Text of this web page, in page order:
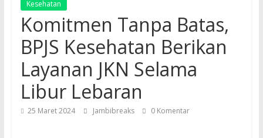
Kesehatan
Komitmen Tanpa Batas,
BPJS Kesehatan Berikan
Layanan JKN Selama
Libur Lebaran
25 Maret 2024 Jambibreaks 0 Komentar